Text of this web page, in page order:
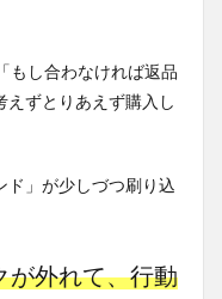
もし合わなければ返品
ずとりあえず購入し
ド」が少しづつ刷り込
が外れて、行動